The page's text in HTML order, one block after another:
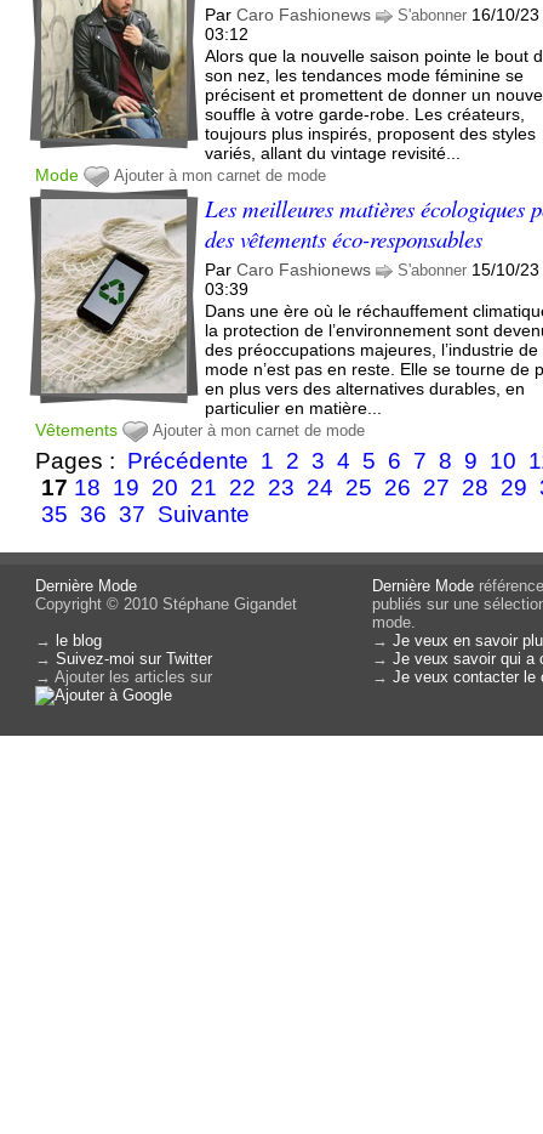
ParCaro Fashionews S'abonner 16/10/23
03:12
Alors que la nouvelle saison pointe le bout
son nez, les tendances mode féminine se
précisent et promettent de donner un
souffle à votre garde-robe. Les créateurs,
toujours plus inspirés, proposent des styles
variés, allant du vintage revisité...
Mode
Ajouter à mon carnet de mode
Les meilleures matières écologiques
des vêtements éco-responsables
ParCaro Fashionews S'abonner 15/10/23
03:39
Dans une ère où le réchauffement
la protection de l’environnement sont
des préoccupations majeures, l’industrie de
mode n’est pas en reste. Elle se tourne de
en plus vers des alternatives durables, en
particulier en matière...
Vêtements
Ajouter à mon carnet de mode
Pages : Précédente 1 2 3 4 5 6 7 8 9 10
17 18 19 20 21 22 23 24 25 26 27 28 29
35 36 37 Suivante
Dernière Mode
Copyright © 2010 Stéphane Gigandet
→ le blog
→Suivez-moi sur Twitter
→ Ajouter les articles sur
Dernière Mode
publiés sur une
mode.
→Je veux en savoir
→Je veux savoir qui a
→Je veux contacter le